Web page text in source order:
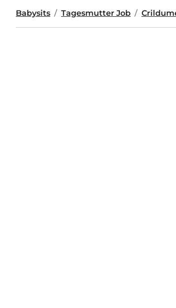
Babysits Tagesmutter Job